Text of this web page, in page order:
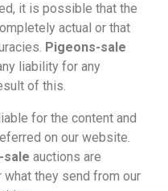
it is possible that the
actual or that
Pigeons-sale
liability for any
of this.
for the content and
on our website.
sale auctions are
they send from our